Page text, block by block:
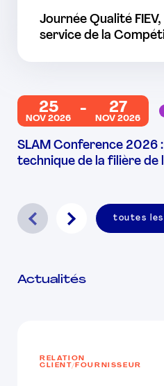
Journée Qualité
service de la
25
NOV 2026
27
NOV 2026
SLAM Conference 2026
technique de la filière
toutes
Actualités
RELATION
CLIENT/FOURNISSEUR